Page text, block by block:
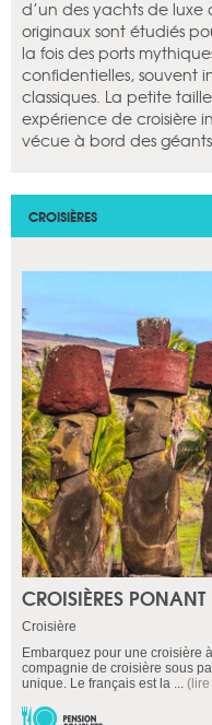
d’un des yachts de luxe
originaux sont étudiés
la fois des ports
confidentielles, souvent
classiques. La petite
expérience de croisière
vécue à bord des géants
CROISIÈRES
CROISIÈRES
Croisière
Embarquez pour une croisière
compagnie de croisière sous
unique. Le français est la ... (lire